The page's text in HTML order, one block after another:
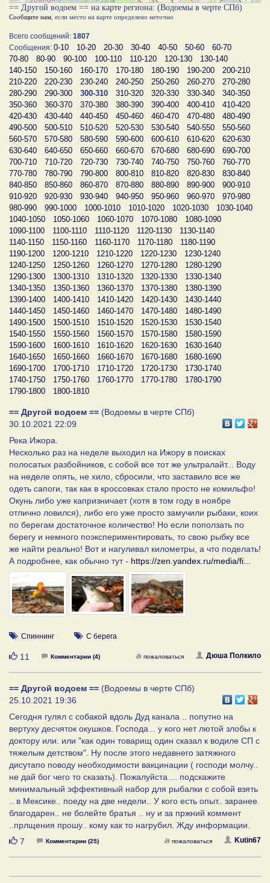
== Другой водоем == на карте региона: (Водоемы в черте СПб)
Сообщите нам , если место на карте определено неточно
Всего сообщений: 1807
Сообщения: 0-10 10-20 20-30 30-40 40-50 50-60
60-70
70-80
80-90 90-100 100-110 110-120 120-130
130-140
140-150
150-160 160-170 170-180 180-190 190-200
200-210
210-220
220-230 230-240 240-250 250-260 260-270
270-280
280-290
290-300 300-310 310-320 320-330 330-340
340-350
350-360
360-370 370-380 380-390 390-400 400-410
410-420
420-430
430-440 440-450 450-460 460-470 470-480
480-490
490-500
500-510 510-520 520-530 530-540 540-550
550-560
560-570
570-580 580-590 590-600 600-610 610-620
620-630
630-640
640-650 650-660 660-670 670-680 680-690
690-700
700-710
710-720 720-730 730-740 740-750 750-760
760-770
770-780
780-790 790-800 800-810 810-820 820-830
830-840
840-850
850-860 860-870 870-880 880-890 890-900
900-910
910-920
920-930 930-940 940-950 950-960 960-970
970-980
980-990
990-1000 1000-1010 1010-1020 1020-1030
1030-1040
1040-1050
1050-1060 1060-1070 1070-1080
1080-1090
1090-1100
1100-1110 1110-1120 1120-1130
1130-1140
1140-1150
1150-1160 1160-1170 1170-1180
1180-1190
1190-1200
1200-1210 1210-1220 1220-1230
1230-1240
1240-1250
1250-1260 1260-1270 1270-1280
1280-1290
1290-1300
1300-1310 1310-1320 1320-1330
1330-1340
1340-1350
1350-1360 1360-1370 1370-1380
1380-1390
1390-1400
1400-1410 1410-1420 1420-1430
1430-1440
1440-1450
1450-1460 1460-1470 1470-1480
1480-1490
1490-1500
1500-1510 1510-1520 1520-1530
1530-1540
1540-1550
1550-1560 1560-1570 1570-1580
1580-1590
1590-1600
1600-1610 1610-1620 1620-1630
1630-1640
1640-1650
1650-1660 1660-1670 1670-1680
1680-1690
1690-1700
1700-1710 1710-1720 1720-1730
1730-1740
1740-1750
1750-1760 1760-1770 1770-1780
1780-1790
1790-1800
1800-1810
== Другой водоем == (Водоемы в черте СПб)
30.10.2021 22:09
Река Ижора.
Несколько раз на неделе выходил на Ижору в поисках
полосатых разбойников, с собой все тот же ультралайт... Воду
на неделе опять, не хило, сбросили, что заставило все же
одеть сапоги, так как в кроссовках стало просто не комильфо!
Окунь либо уже капризничает (хотя в том году в ноябре
отлично ловился), либо его уже просто замучили рыбаки, коих
по берегам достаточное количество! Но если поползать по
берегу и немного поэкспериментировать, то свою рыбку все
же найти реально! Вот и нагуливал километры, а что поделать!
А подробнее, как обычно тут - https://zen.yandex.ru/media/fi...
Спиннинг С берега
Нравится
11 Комментарии (4) Дюша Полкило
пожаловаться
== Другой водоем == (Водоемы в черте СПб)
25.10.2021 19:36
Сегодня гулял с собакой вдоль Дуд канала .. попутно на
вертуху десчяток окушков. Господа .. у кого нет лютой злобы к
доктору или. или "как один товарищ один сказал к водиле СП с
тяжелым детством". Ну после этого недавнего затяжного
дисутапо поводу необходимости вакцинации ( господи молчу..
не дай бог чего то сказать). Пожалуйста ... подскажите
минимальный эффективный набор для рыбалки с собой взять
.. в Мексике.. поеду на две недели.. У кого есть опыт.. заранее
благодарен.. не болейте братья .. ну и за пржний коммент
..прлщения прошу.. кому как то нагрубил. Жду информации.
Нравится
7 Комментарии (25) Kutin67
пожаловаться